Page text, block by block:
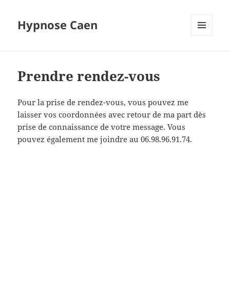
Hypnose Caen
Prendre rendez-vous
Pour la prise de rendez-vous, vous pouvez me
laisser vos coordonnées avec retour de ma part dès
prise de connaissance de votre message. Vous
pouvez également me joindre au 06.98.96.91.74.